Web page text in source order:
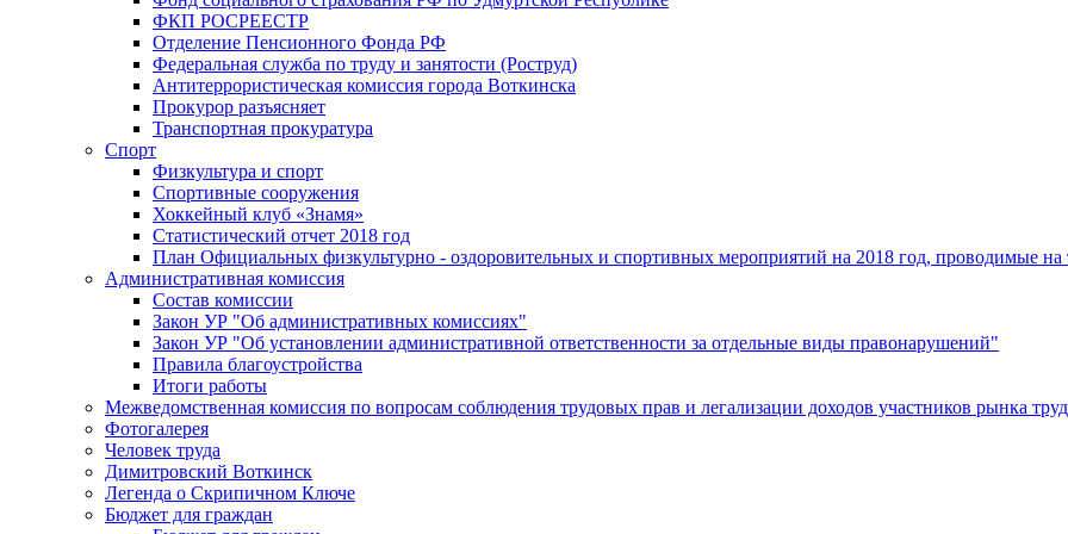
ФКП РОСРЕЕСТР
Отделение Пенсионного Фонда РФ
Федеральная служба по труду и занятости (Роструд)
Антитеррористическая комиссия города Воткинска
Прокурор разъясняет
Транспортная прокуратура
Спорт
Физкультура и спорт
Спортивные сооружения
Хоккейный клуб «Знамя»
Статистический отчет 2018 год
План Официальных физкультурно - оздоровительных и спортивных мероприятий на 2018 год, проводимые
Административная комиссия
Состав комиссии
Закон УР "Об административных комиссиях"
Закон УР "Об установлении административной ответственности за отдельные виды правонарушений"
Правила благоустройства
Итоги работы
Межведомственная комиссия по вопросам соблюдения трудовых прав и легализации доходов участников рынка
Фотогалерея
Человек труда
Димитровский Воткинск
Легенда о Скрипичном Ключе
Бюджет для граждан